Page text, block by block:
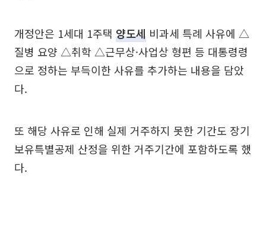
개정안은 1세대 1주택 양도세 비과세 특례 사유에 △
질병 요양 △취학 △근무상·사업상 형편 등 대통령령
으로 정하는 부득이한 사유를 추가하는 내용을 담았
다.
또 해당 사유로 인해 실제 거주하지 못한 기간도 장기
보유특별공제 산정을 위한 거주기간에 포함하도록 했
다.